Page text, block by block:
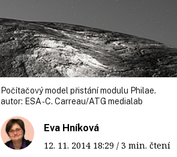
Počítačový model přistání modulu Philae.
autor: ESA - C. Carreau/ATG medialab
Eva Hníková
12. 11. 2014 18:29 / 3 min. čtení